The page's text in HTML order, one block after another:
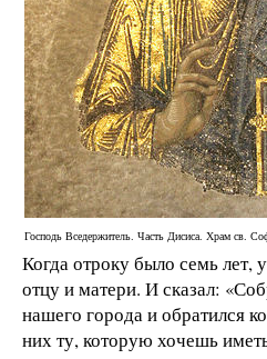
Господь Вседержитель. Часть Дисиса. Храм св.
Когда отроку было семь лет,
отцу и матери. И сказал:
нашего города и обратился
них ту, которую хочешь